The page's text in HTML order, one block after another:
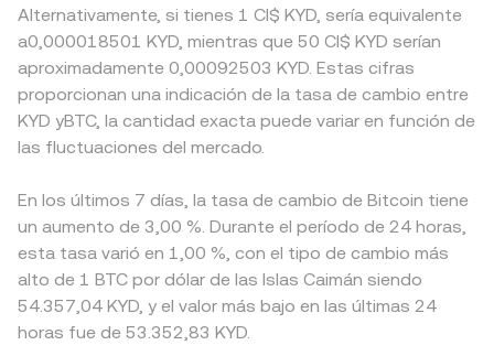
Alternativamente, si tienes 1 CI$ KYD, sería equivalente
a0,000018501 KYD, mientras que 50 CI$ KYD serían
aproximadamente 0,00092503 KYD. Estas cifras
proporcionan una indicación de la tasa de cambio entre
KYD yBTC, la cantidad exacta puede variar en función de
las fluctuaciones del mercado.
En los últimos 7 días, la tasa de cambio de Bitcoin tiene
un aumento de 3,00 %. Durante el período de 24 horas,
esta tasa varió en 1,00 %, con el tipo de cambio más
alto de 1 BTC por dólar de las Islas Caimán siendo
54.357,04 KYD, y el valor más bajo en las últimas 24
horas fue de 53.352,83 KYD.